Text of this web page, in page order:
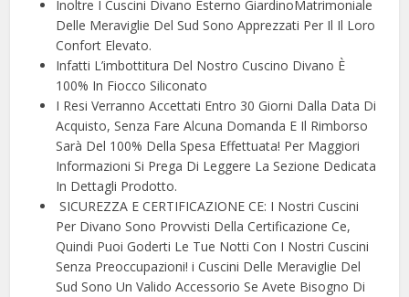
Inoltre I Cuscini Divano Esterno GiardinoMatrimoniale
Delle Meraviglie Del Sud Sono Apprezzati Per Il Il Loro
Confort Elevato.
Infatti L’imbottitura Del Nostro Cuscino Divano È
100% In Fiocco Siliconato
I Resi Verranno Accettati Entro 30 Giorni Dalla Data Di
Acquisto, Senza Fare Alcuna Domanda E Il Rimborso
Sarà Del 100% Della Spesa Effettuata! Per Maggiori
Informazioni Si Prega Di Leggere La Sezione Dedicata
In Dettagli Prodotto.
️ SICUREZZA E CERTIFICAZIONE CE: I Nostri Cuscini
Per Divano Sono Provvisti Della Certificazione Ce,
Quindi Puoi Goderti Le Tue Notti Con I Nostri Cuscini
Senza Preoccupazioni! i Cuscini Delle Meraviglie Del
Sud Sono Un Valido Accessorio Se Avete Bisogno Di